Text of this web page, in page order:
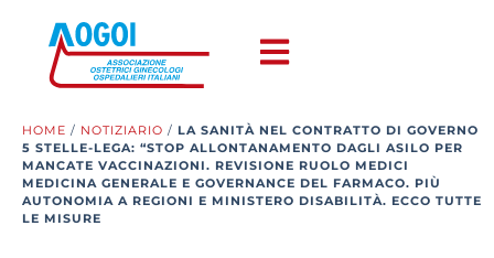
HOME / NOTIZIARIO / LA SANITÀ NEL CONTRATTO DI GOVERNO
5 STELLE-LEGA: “STOP ALLONTANAMENTO DAGLI ASILO PER
MANCATE VACCINAZIONI. REVISIONE RUOLO MEDICI
MEDICINA GENERALE E GOVERNANCE DEL FARMACO. PIÙ
AUTONOMIA A REGIONI E MINISTERO DISABILITÀ. ECCO TUTTE
LE MISURE